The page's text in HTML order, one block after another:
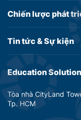
Education
Tòa nhà CityLand
Tp. HCM
Chiến lược phát
Tin tức &Sự kiện